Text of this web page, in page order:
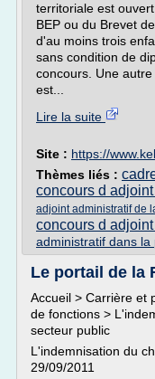
territoriale est
BEP ou du Brevet
d'au moins trois
sans condition de
concours. Une
est...
Lire la suite
Site : https://
Thèmes liés :
concours d
adjoint administratif de
concours d
administratif dans la
Le portail de la
Accueil > Carrière et
de fonctions >
secteur public
L'indemnisation du
29/09/2011